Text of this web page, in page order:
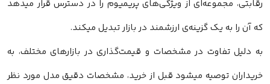
رقابتی، مجموعه‌ای از ویژگی‌های پریمیوم را در دسترس قرار میدهد
که آن را به یک گزینه‌ی ارزشمند در بازار تبدیل میکند.
به دلیل تفاوت در مشخصات و قیمت‌گذاری در بازارهای مختلف، به
خریداران توصیه میشود قبل از خرید، مشخصات دقیق مدل مورد نظر